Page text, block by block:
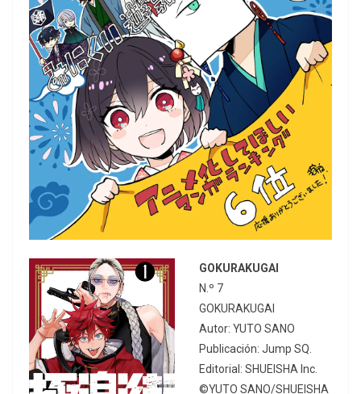
GOKURAKUGAI
N.º 7
GOKURAKUGAI
Autor: YUTO SANO
Publicación: Jump SQ.
Editorial: SHUEISHA Inc.
©YUTO SANO/SHUEISHA